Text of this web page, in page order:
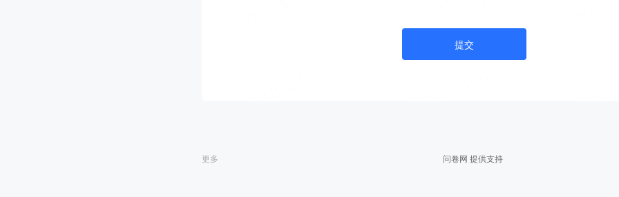
提交
更多 问卷网 提供支持